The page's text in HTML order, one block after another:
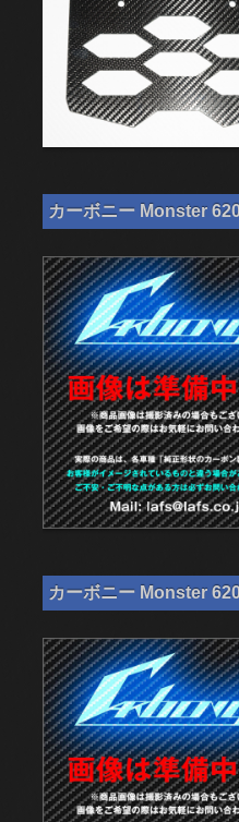
カーボニー Monster
カーボニー Monster